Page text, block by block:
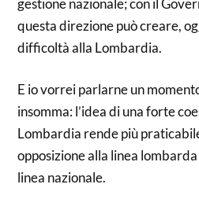
questa direzione può creare,
difficoltà alla Lombardia.
E io vorrei parlarne un
insomma: l’idea di una forte
Lombardia rende più
opposizione alla linea
linea nazionale.